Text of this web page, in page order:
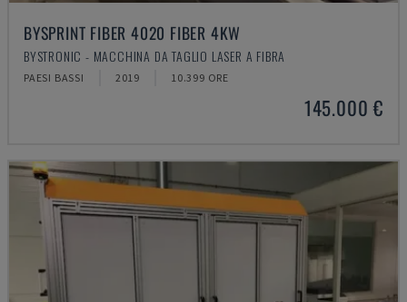
BYSPRINT FIBER 4020 FIBER 4KW
BYSTRONIC - MACCHINA DA TAGLIO LASER A FIBRA
PAESI BASSI 2019 10.399 ORE
145.000 €